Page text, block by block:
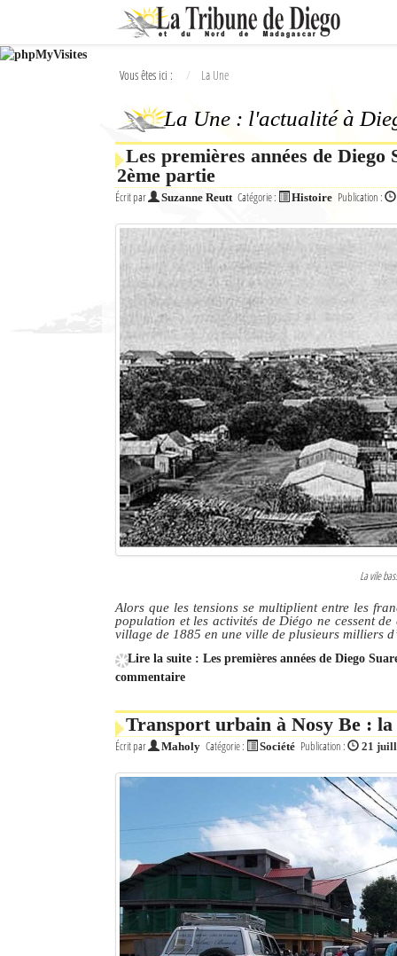
Ok
L'actualité à Diego Suarez
Le Nord de Madagascar
L'actualité du tourisme
Diego Suarez Pratique
Vous êtes ici : La Une
La Une : l'actualité à
Les premières années de
2ème partie
Écrit par Suzanne Reutt Catégorie : Histoire Publication :
La vile
Alors que les tensions se multiplient entre les
population et les activités de Diégo ne cessent
village de 1885 en une ville de plusieurs milliers
Lire la suite : Les premières années de Diego
commentaire
Transport urbain à Nosy Be : la
Écrit par Maholy Catégorie : Société Publication : 21